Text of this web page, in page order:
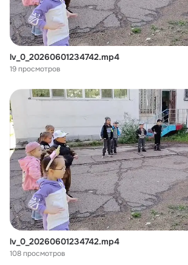
lv_0_20260601234742.mp4
19 просмотров
lv_0_20260601234742.mp4
108 просмотров